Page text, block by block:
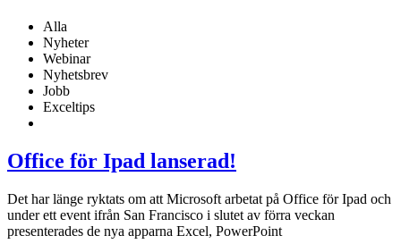
Alla
Nyheter
Webinar
Nyhetsbrev
Jobb
Exceltips
Office för Ipad lanserad!
Det har länge ryktats om att Microsoft arbetat på Office för Ipad och
under ett event ifrån San Francisco i slutet av förra veckan
presenterades de nya apparna Excel, PowerPoint